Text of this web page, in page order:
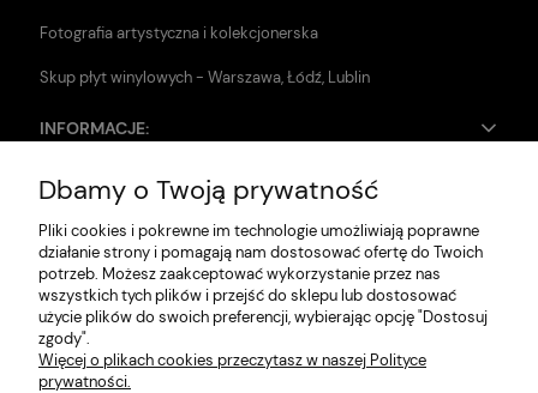
Fotografia artystyczna i kolekcjonerska
Skup płyt winylowych - Warszawa, Łódź, Lublin
INFORMACJE:
Zwroty i reklamacje
Dane firmy
Jak szukać?
Polityka prywatności
Regulamin
Dbamy o Twoją prywatność
Pliki cookies i pokrewne im technologie umożliwiają poprawne
działanie strony i pomagają nam dostosować ofertę do Twoich
potrzeb. Możesz zaakceptować wykorzystanie przez nas
wszystkich tych plików i przejść do sklepu lub dostosować
użycie plików do swoich preferencji, wybierając opcję "Dostosuj
zgody".
Więcej o plikach cookies przeczytasz w naszej Polityce
prywatności.